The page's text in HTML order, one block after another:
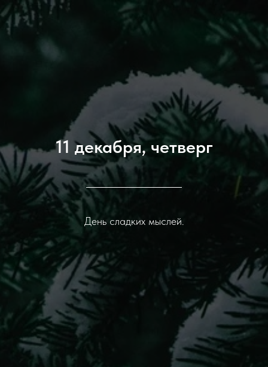
11 декабря, четверг
День сладких мыслей.